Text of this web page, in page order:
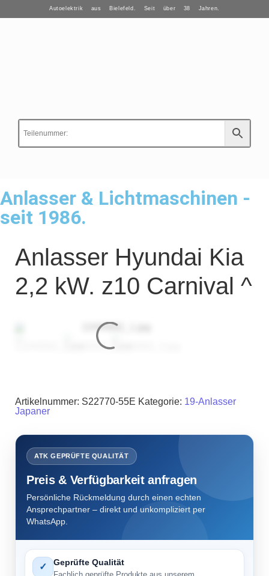
Autoelektrik aus Bielefeld. Seit über 38 Jahren.
Anlasser & Lichtmaschinen -
seit 1986.
Anlasser Hyundai Kia
2,2 kW. z10 Carnival ^
Artikelnummer: S22770-55E Kategorie: 19-Anlasser
Japaner
ATK GEPRÜFTE QUALITÄT
Preis & Verfügbarkeit anfragen
Persönliche Rückmeldung durch einen echten
Ansprechpartner – direkt und unkompliziert per
WhatsApp.
✓ Geprüfte Qualität